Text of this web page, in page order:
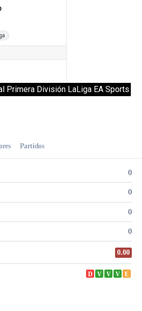
Primera División LaLiga EA Sports